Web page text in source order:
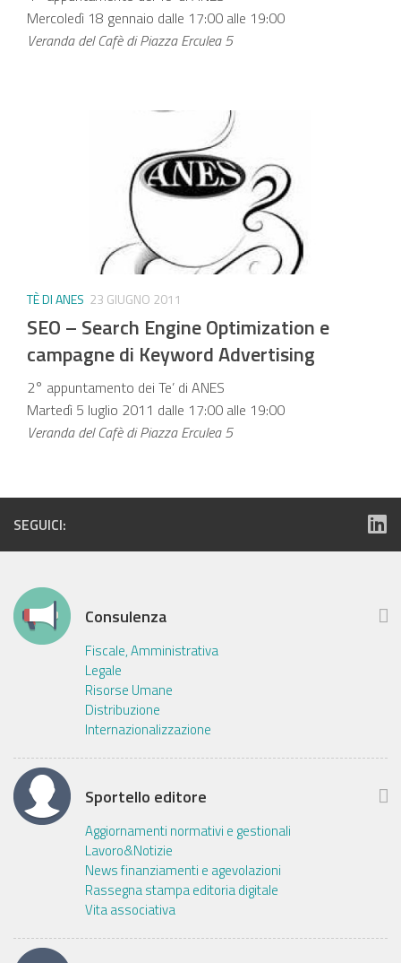
Mercoledì 18 gennaio dalle 17:00 alle 19:00
Veranda del Cafè di Piazza Erculea 5
TÈ DI ANES 23 GIUGNO 2011
SEO – Search Engine Optimization e
campagne di Keyword Advertising
2° appuntamento dei Te’ di ANES
Martedì 5 luglio 2011 dalle 17:00 alle 19:00
Veranda del Cafè di Piazza Erculea 5
SEGUICI:
Consulenza
Fiscale, Amministrativa
Legale
Risorse Umane
Distribuzione
Internazionalizzazione
Sportello editore
Aggiornamenti normativi e gestionali
Lavoro&Notizie
News finanziamenti e agevolazioni
Rassegna stampa editoria digitale
Vita associativa